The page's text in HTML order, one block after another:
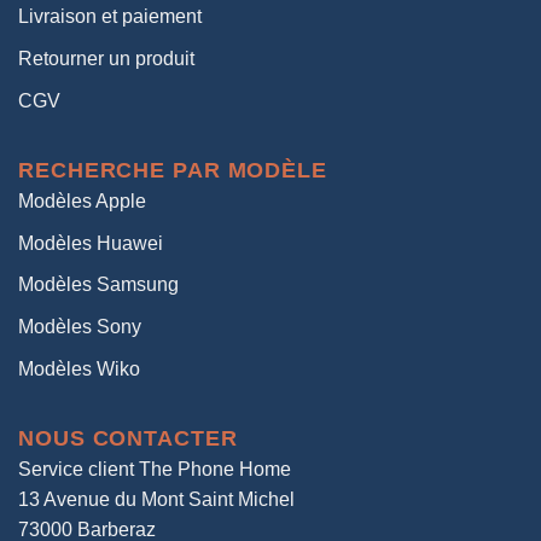
Livraison et paiement
Retourner un produit
CGV
RECHERCHE PAR MODÈLE
Modèles Apple
Modèles Huawei
Modèles Samsung
Modèles Sony
Modèles Wiko
NOUS CONTACTER
Service client The Phone Home
13 Avenue du Mont Saint Michel
73000 Barberaz